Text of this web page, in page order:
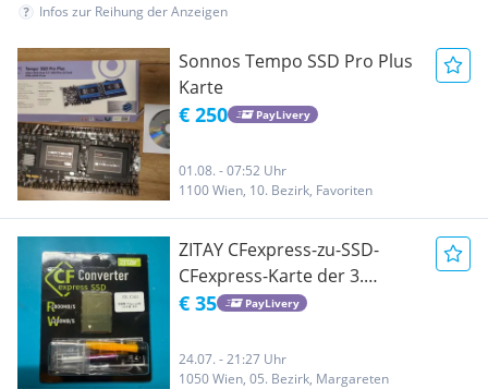
Infos zur Reihung der Anzeigen
Sonnos Tempo SSD Pro Plus
Karte
€ 250 PayLivery
01.08. - 07:52 Uhr
1100 Wien, 10. Bezirk, Favoriten
ZITAY CFexpress-zu-SSD-
CFexpress-Karte der 3.
Generation
€ 35 PayLivery
24.07. - 21:27 Uhr
1050 Wien, 05. Bezirk, Margareten